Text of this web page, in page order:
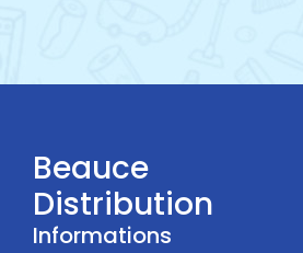
Beauce
Distribution
Informations